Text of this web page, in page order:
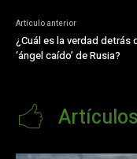
Artículo anterior
¿Cuál es la verdad detrás
‘ángel caído’ de Rusia?